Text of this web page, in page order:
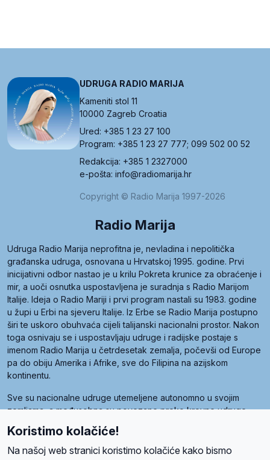
UDRUGA RADIO MARIJA
Kameniti stol 11
10000 Zagreb Croatia
Ured: +385 1 23 27 100
Program: +385 1 23 27 777; 099 502 00 52
Redakcija: +385 1 2327000
e-pošta: info@radiomarija.hr
Copyright © Radio Marija 1997-2026
Radio Marija
Udruga Radio Marija neprofitna je, nevladina i nepolitička
građanska udruga, osnovana u Hrvatskoj 1995. godine. Prvi
inicijativni odbor nastao je u krilu Pokreta krunice za obraćenje i
mir, a uoči osnutka uspostavljena je suradnja s Radio Marijom
Italije. Ideja o Radio Mariji i prvi program nastali su 1983. godine
u župi u Erbi na sjeveru Italije. Iz Erbe se Radio Marija postupno
širi te uskoro obuhvaća cijeli talijanski nacionalni prostor. Nakon
toga osnivaju se i uspostavljaju udruge i radijske postaje s
imenom Radio Marija u četrdesetak zemalja, počevši od Europe
pa do obiju Amerika i Afrike, sve do Filipina na azijskom
kontinentu.
Sve su nacionalne udruge utemeljene autonomno u svojim
zemljama, a međusobna su povezane preko krovne udruge
pod nazivom Svjetska obitelj Radio Marije (World Family of
Radio Maria). Svjetsku obitelj utemeljilo je sedam članica, među
kojima je i hrvatska Udruga Radio Marija.
Koristimo kolačiće!
Na našoj web stranici koristimo kolačiće kako bismo